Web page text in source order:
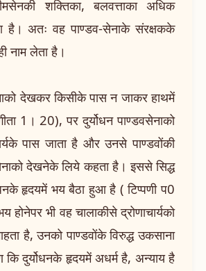
शक्तिका, बलवत्ताका अधिक
है। अतः वह पाण्डव-सेनाके संरक्षकके
नाम लेता है।
देखकर किसीके पास न जाकर हाथमें
1। 20), पर दुर्योधन पाण्डवसेनाको
पास जाता है और उनसे पाण्डवोंकी
देखनेके लिये कहता है। इससे सिद्ध
हृदयमें भय बैठा हुआ है ( टिप्पणी प0
होनेपर भी वह चालाकीसे द्रोणाचार्यको
है, उनको पाण्डवोंके विरुद्ध उकसाना
कि दुर्योधनके हृदयमें अधर्म है, अन्याय है